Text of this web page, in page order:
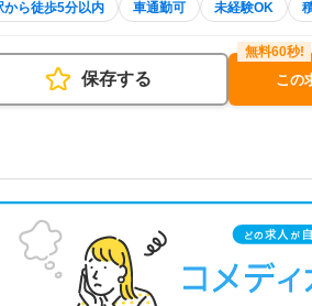
から徒歩5分以内 車通勤可 未経験OK
保存する この